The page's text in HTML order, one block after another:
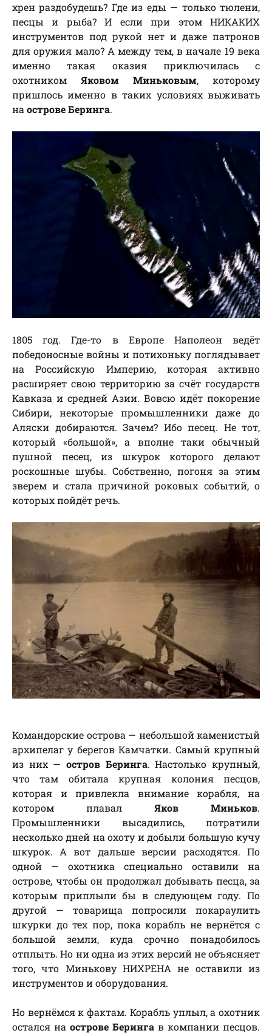
хрен раздобудешь? Где из еды — только тюлени,
песцы и рыба? И если при этом НИКАКИХ
инструментов под рукой нет и даже патронов
для оружия мало? А между тем, в начале 19 века
именно такая оказия приключилась с
охотником Яковом Миньковым, которому
пришлось именно в таких условиях выживать
на острове Беринга.
1805 год. Где-то в Европе Наполеон ведёт
победоносные войны и потихоньку поглядывает
на Российскую Империю, которая активно
расширяет свою территорию за счёт государств
Кавказа и средней Азии. Вовсю идёт покорение
Сибири, некоторые промышленники даже до
Аляски добираются. Зачем? Ибо песец. Не тот,
который «большой», а вполне таки обычный
пушной песец, из шкурок которого делают
роскошные шубы. Собственно, погоня за этим
зверем и стала причиной роковых событий, о
которых пойдёт речь.
Командорские острова — небольшой каменистый
архипелаг у берегов Камчатки. Самый крупный
из них — остров Беринга. Настолько крупный,
что там обитала крупная колония песцов,
которая и привлекла внимание корабля, на
котором плавал Яков Миньков.
Промышленники высадились, потратили
несколько дней на охоту и добыли большую кучу
шкурок. А вот дальше версии расходятся. По
одной — охотника специально оставили на
острове, чтобы он продолжал добывать песца, за
которым приплыли бы в следующем году. По
другой — товарища попросили покараулить
шкурки до тех пор, пока корабль не вернётся с
большой земли, куда срочно понадобилось
отплыть. Но ни одна из этих версий не объясняет
того, что Минькову НИХРЕНА не оставили из
инструментов и оборудования.
Но вернёмся к фактам. Корабль уплыл, а охотник
остался на острове Беринга в компании песцов.